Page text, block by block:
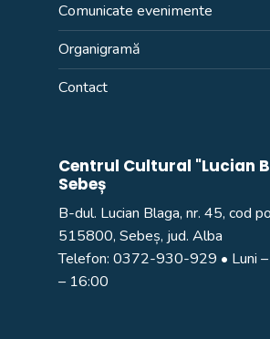
Comunicate evenimente
Organigramă
Contact
Centrul Cultural "Lucian
Sebeș
B-dul. Lucian Blaga, nr. 45, cod
515800, Sebeș, jud. Alba
Telefon: 0372-930-929 • Luni
– 16:00